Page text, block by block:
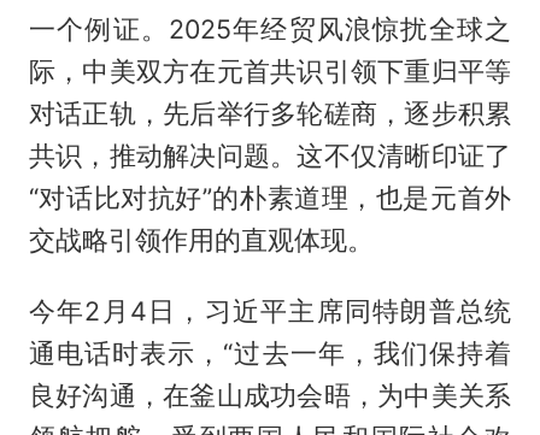
一个例证。2025年经贸风浪惊扰全球之
际，中美双方在元首共识引领下重归平等
对话正轨，先后举行多轮磋商，逐步积累
共识，推动解决问题。这不仅清晰印证了
“对话比对抗好”的朴素道理，也是元首外
交战略引领作用的直观体现。
今年2月4日，习近平主席同特朗普总统
通电话时表示，“过去一年，我们保持着
良好沟通，在釜山成功会晤，为中美关系